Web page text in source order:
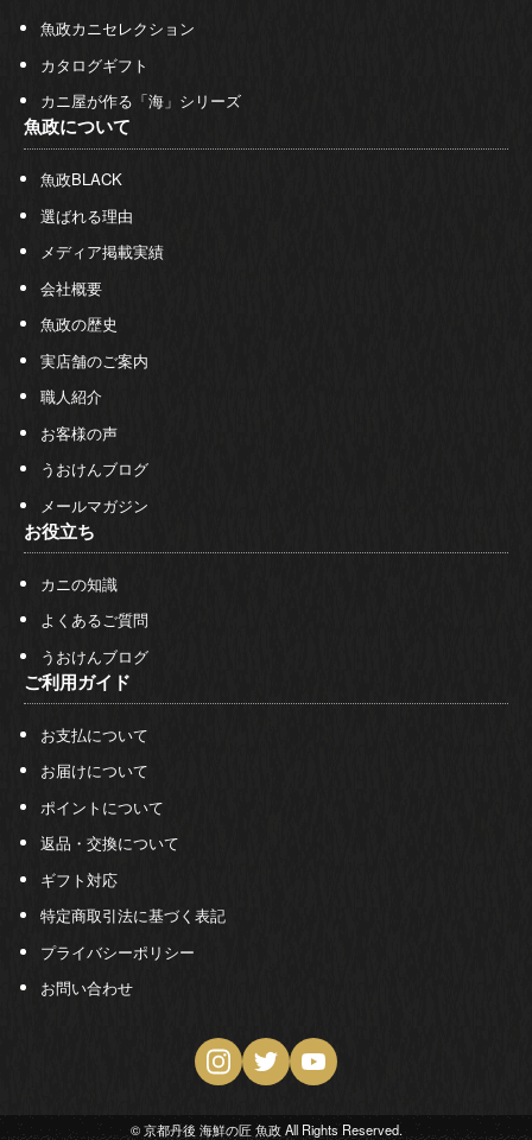
魚政カニセレクション
カタログギフト
カニ屋が作る「海」シリーズ
魚政について
魚政BLACK
選ばれる理由
メディア掲載実績
会社概要
魚政の歴史
実店舗のご案内
職人紹介
お客様の声
うおけんブログ
メールマガジン
お役立ち
カニの知識
よくあるご質問
うおけんブログ
ご利用ガイド
お支払について
お届けについて
ポイントについて
返品・交換について
ギフト対応
特定商取引法に基づく表記
プライバシーポリシー
お問い合わせ
© 京都丹後 海鮮の匠 魚政 All Rights Reserved.